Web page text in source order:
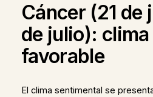
Cáncer (21 de
de julio):
favorable
El clima sentimental se